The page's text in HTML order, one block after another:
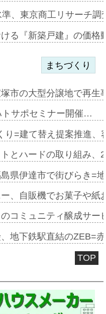
、東京商工リサーチ
る『新築戸建』の価
まちづくり
市の大型分譲地で再
サポセミナー開催…
り=建て替え提案推進
とハードの取り組み
県伊達市で街びらき=
、自販機でお菓子や
のコミュニティ醸成サ
地下鉄駅直結のZEB=
TOP